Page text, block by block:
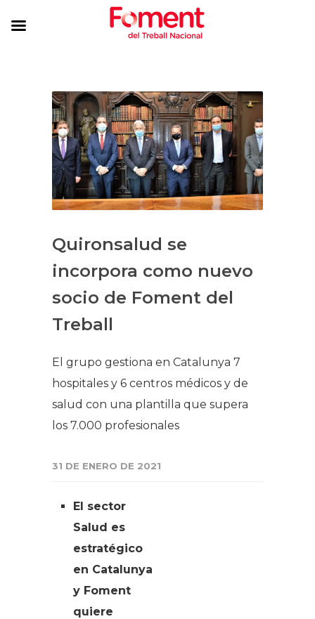
Quironsalud se
incorpora como nuevo
socio de Foment del
Treball
El grupo gestiona en Catalunya 7
hospitales y 6 centros médicos y de
salud con una plantilla que supera
los 7.000 profesionales
31 DE ENERO DE 2021
El sector
Salud es
estratégico
en Catalunya
y Foment
quiere